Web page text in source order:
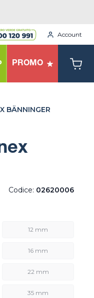
Account
PROMO
BÄNNINGER
Codice: 02620006
12 mm
16 mm
22 mm
35 mm